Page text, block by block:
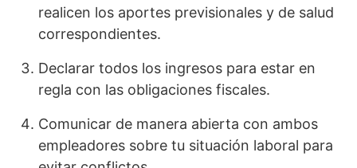
realicen los aportes previsionales y de salud
correspondientes.
Declarar todos los ingresos para estar en
regla con las obligaciones fiscales.
Comunicar de manera abierta con ambos
empleadores sobre tu situación laboral para